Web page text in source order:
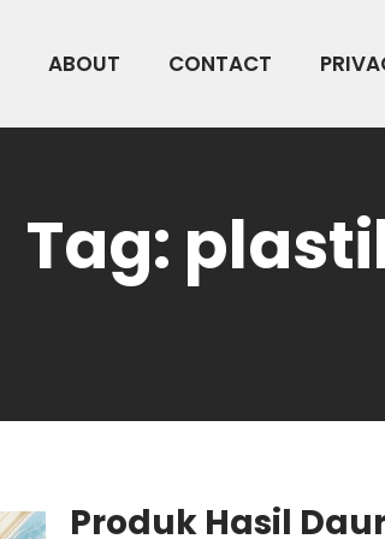
ABOUT CONTACT
Tag:
Produk Hasil